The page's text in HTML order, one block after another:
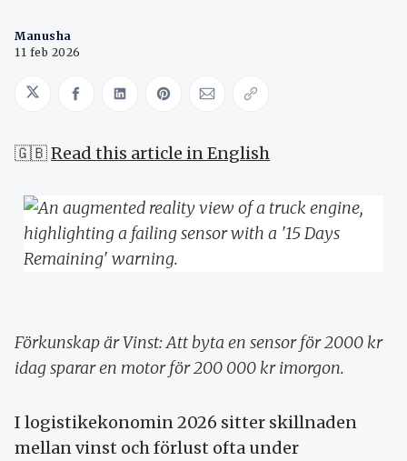
Manusha
11 feb 2026
Share on Twitter
Share on Facebook
Share on LinkedIn
Share on Pinterest
Share via Email
Copy link
🇬🇧Read this article in English
Förkunskap är Vinst: Att byta en sensor för 2000 kr
idag sparar en motor för 200 000 kr imorgon.
I logistikekonomin 2026 sitter skillnaden
mellan vinst och förlust ofta under